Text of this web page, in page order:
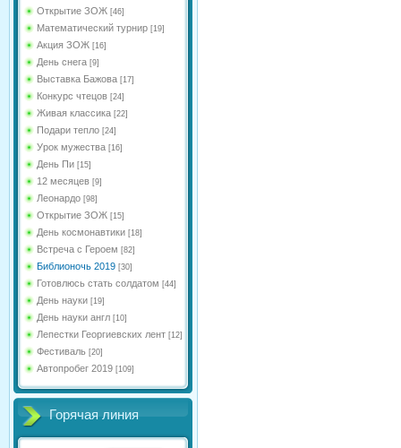
Открытие ЗОЖ [46]
Математический турнир [19]
Акция ЗОЖ [16]
День снега [9]
Выставка Бажова [17]
Конкурс чтецов [24]
Живая классика [22]
Подари тепло [24]
Урок мужества [16]
День Пи [15]
12 месяцев [9]
Леонардо [98]
Открытие ЗОЖ [15]
День космонавтики [18]
Встреча с Героем [82]
Библионочь 2019 [30]
Готовлюсь стать солдатом [44]
День науки [19]
День науки англ [10]
Лепестки Георгиевских лент [12]
Фестиваль [20]
Автопробег 2019 [109]
Горячая линия